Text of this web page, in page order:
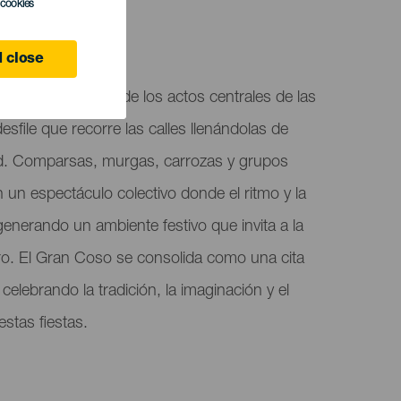
close
Teguise es uno de los actos centrales de las
que recorre las calles llenándolas de
Comparsas, murgas, carrozas y grupos
un espectáculo colectivo donde el ritmo y la
un ambiente festivo que invita a la
El Gran Coso se consolida como una cita
la tradición, la imaginación y el
fiestas.